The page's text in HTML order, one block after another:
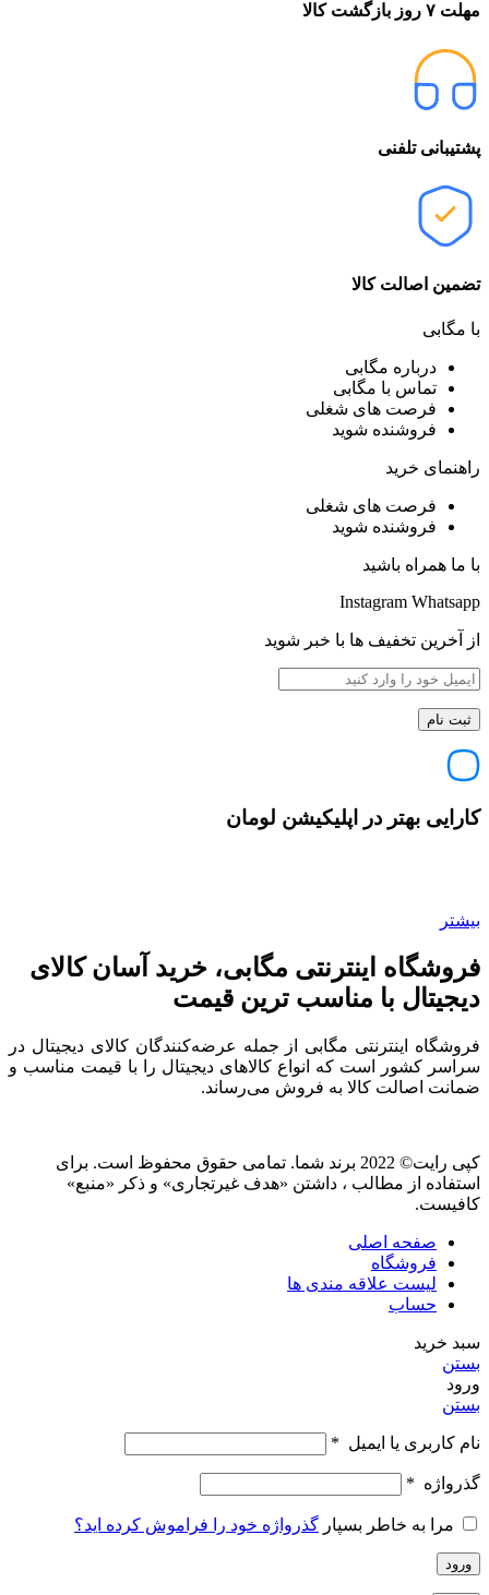
مهلت ۷ روز بازگشت کالا
پشتیبانی تلفنی
تضمین اصالت کالا
با مگابی
درباره مگابی
تماس با مگابی
فرصت های شغلی
فروشنده شوید
راهنمای خرید
فرصت های شغلی
فروشنده شوید
با ما همراه باشید
Instagram Whatsapp
از آخرین تخفیف ها با خبر شوید
کارایی بهتر در اپلیکیشن لومان
بیشتر
فروشگاه اینترنتی مگابی، خرید آسان کالای
دیجیتال با مناسب ترین قیمت
فروشگاه اینترنتی مگابی از جمله عرضه‌کنندگان کالای دیجیتال در
سراسر کشور است که انواع کالاهای دیجیتال را با قیمت مناسب و
ضمانت اصالت کالا به فروش می‌رساند.
کپی رایت© 2022 برند شما. تمامی حقوق محفوظ است. برای
استفاده از مطالب ، داشتن «هدف غیرتجاری» و ذکر «منبع»
کافیست.
صفحه اصلی
فروشگاه
لیست علاقه مندی ها
حساب
سبد خرید
بستن
ورود
بستن
نام کاربری یا ایمیل *
گذرواژه *
مرا به خاطر بسپار گذرواژه خود را فراموش کرده اید؟
ورود